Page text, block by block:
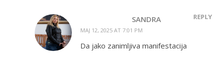
SANDRA
MAJ 12, 2025 AT 7:01 PM
REPLY
Da jako zanimljiva manifestacija